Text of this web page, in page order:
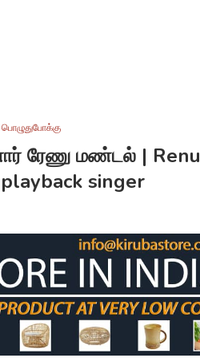
பொழுதுபோக்கு
ரேணு மண்டல் | Renu
singer